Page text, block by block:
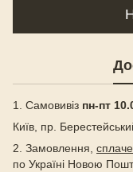
1. Самовивіз пн-пт
Київ, пр.
2. Замовлення,
по Україні Новою